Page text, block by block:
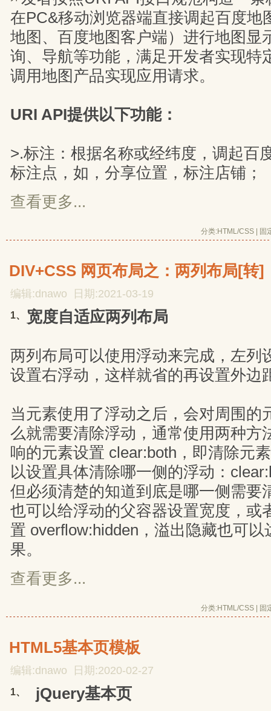
在PC&移动浏览器端直接调起百度地
地图、百度地图客户端）进行地图显
询、导航等功能，满足开发者实现特
调用地图产品实现应用请求。
URI API提供以下功能：
>.标注：根据名称或经纬度，调起百
标注点，如，分享位置，标注店铺；
查看更多...
分类:HTML/CSS 固
DIV+CSS 网页布局之：两列布局[转]
编辑:dnawo 日期:2021-03-19
1、 宽度自适应两列布局
两列布局可以使用浮动来完成，左列
设置右浮动，这样就省的再设置外边
当元素使用了浮动之后，会对周围的
么就需要清除浮动，通常使用两种方
响的元素设置 clear:both，即清除元
以设置具体清除哪一侧的浮动：
但必须清楚的知道到底是哪一侧需要
也可以给浮动的父容器设置宽度，或
置 overflow:hidden，溢出隐藏也可
果。
查看更多...
分类:HTML/CSS 固
HTML5基本页模板
编辑:dnawo 日期:2020-02-27
1、 jQuery基本页